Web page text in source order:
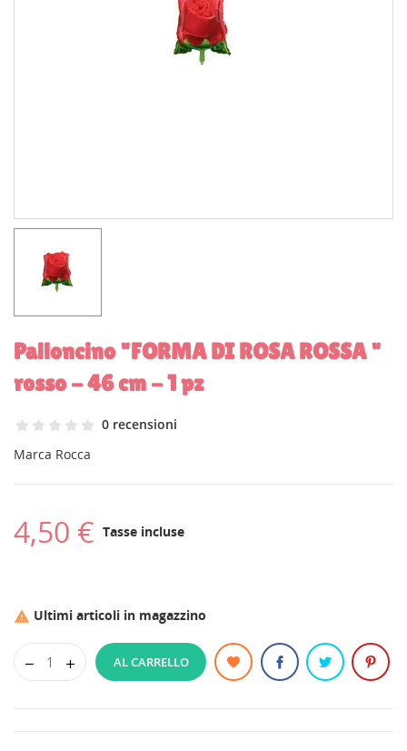
Palloncino "FORMA DI ROSA ROSSA "
rosso - 46 cm - 1 pz
0 recensioni
Marca Rocca
4,50 € Tasse incluse
 Ultimi articoli in magazzino
AL CARRELLO